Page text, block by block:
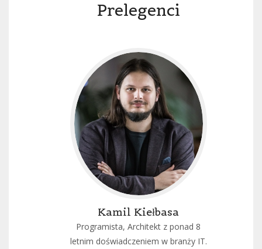
Prelegenci
Kamil Kiełbasa
Programista, Architekt z ponad 8
letnim doświadczeniem w branży IT.